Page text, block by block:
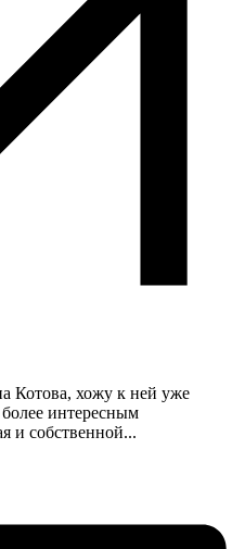
Котова, хожу к ней уже
интересным
и собственной...